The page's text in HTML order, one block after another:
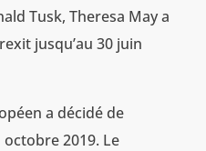
Tusk, Theresa May a
jusqu’au 30 juin
a décidé de
2019. Le